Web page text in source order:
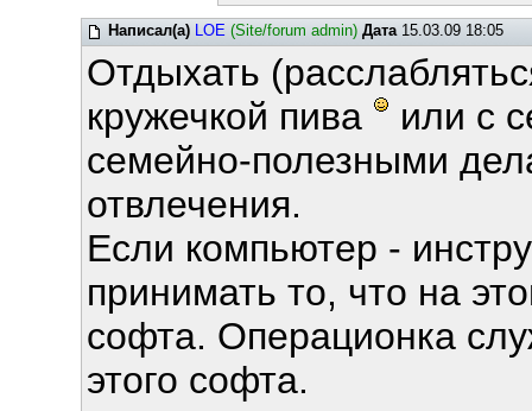
Написал(а) LOE (Site/forum admin) Дата15.03.09 18:05
Отдыхать
кружечкой пива
или с
семейно-полезными
отвлечения.
Если компьютер -
принимать то, что на
софта. Операционка
этого софта.